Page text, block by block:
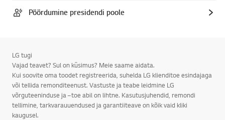
Pöördumine presidendi poole
LG tugi
Vajad teavet? Sul on küsimus? Meie saame aidata.
Kui soovite oma toodet registreerida, suhelda LG klienditoe esindajaga
või tellida remonditeenust. Vastuste ja teabe leidmine LG
võrguteeninduse ja –toe abil on lihtne. Kasutusjuhendid, remondi
tellimine, tarkvarauuendused ja garantiiteave on kõik vaid kliki
kaugusel.